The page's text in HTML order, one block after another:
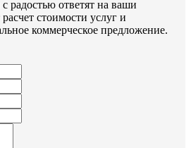
радостью ответят на ваши
стоимости услуг и
коммерческое предложение.